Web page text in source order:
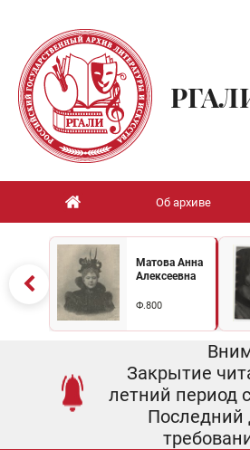
Об архиве
Матова Анна
Алексеевна
Ф.800
Закрытие
летний период
Последний